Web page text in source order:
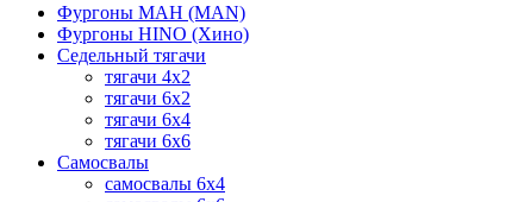
Фургоны МАН (MAN)
Фургоны HINO (Хино)
Седельный тягачи
тягачи 4х2
тягачи 6х2
тягачи 6х4
тягачи 6х6
Самосвалы
самосвалы 6x4